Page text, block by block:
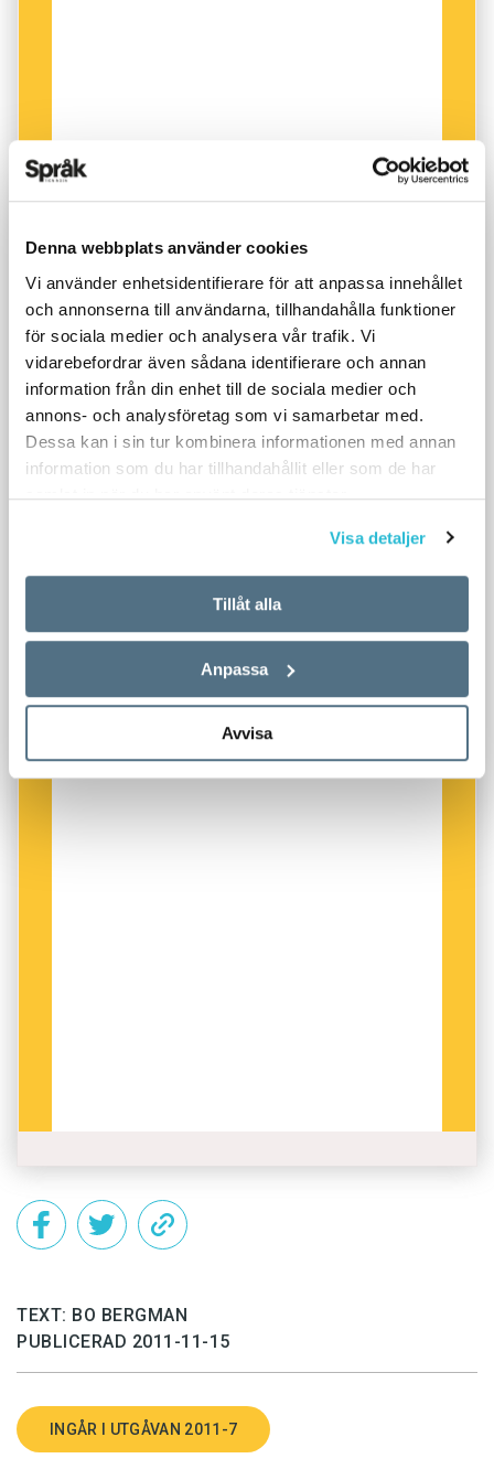
Denna webbplats använder cookies
Vi använder enhetsidentifierare för att anpassa innehållet
och annonserna till användarna, tillhandahålla funktioner
för sociala medier och analysera vår trafik. Vi
vidarebefordrar även sådana identifierare och annan
information från din enhet till de sociala medier och
annons- och analysföretag som vi samarbetar med.
Dessa kan i sin tur kombinera informationen med annan
information som du har tillhandahållit eller som de har
samlat in när du har använt deras tjänster.
Visa detaljer
Tillåt alla
Anpassa
Avvisa
TEXT: BO BERGMAN
PUBLICERAD 2011-11-15
INGÅR I UTGÅVAN 2011-7